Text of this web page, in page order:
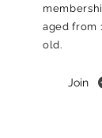
aged from
old.
Join